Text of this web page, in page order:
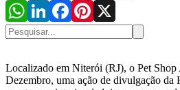
Localizado em Niterói (RJ), o Pet
Dezembro, uma ação de divulgação da